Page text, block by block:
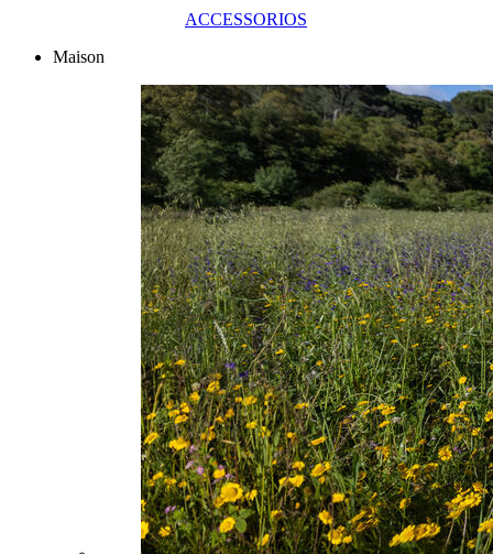
ACCESSORIOS
Maison